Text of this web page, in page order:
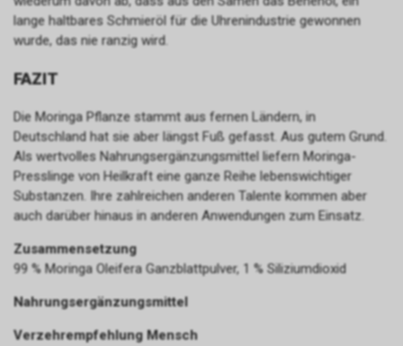
lange haltbares Schmieröl für die Uhrenindustrie gewonnen
wurde, das nie ranzig wird.
FAZIT
Die Moringa Pflanze stammt aus fernen Ländern, in
Deutschland hat sie aber längst Fuß gefasst. Aus gutem Grund.
Als wertvolles Nahrungsergänzungsmittel liefern Moringa-
Presslinge von Heilkraft eine ganze Reihe lebenswichtiger
Substanzen. Ihre zahlreichen anderen Talente kommen aber
auch darüber hinaus in anderen Anwendungen zum Einsatz.
Zusammensetzung
99 % Moringa Oleifera Ganzblattpulver, 1 % Siliziumdioxid
Nahrungsergänzungsmittel
Verzehrempfehlung Mensch